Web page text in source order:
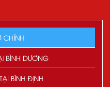
CHÍNH
BÌNH DƯƠNG
BÌNH ĐỊNH